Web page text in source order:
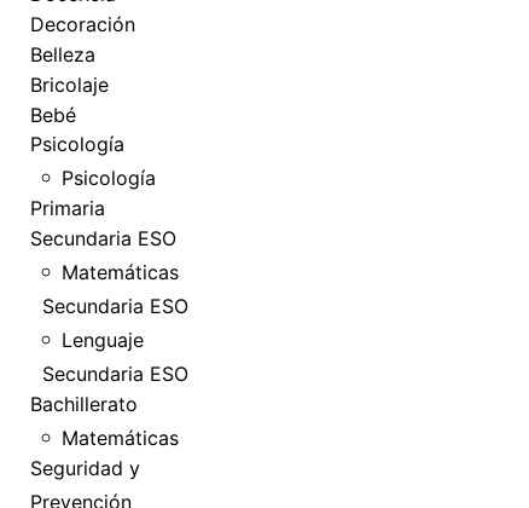
Decoración
Belleza
Bricolaje
Bebé
Psicología
Psicología
Primaria
Secundaria ESO
Matemáticas
Secundaria ESO
Lenguaje
Secundaria ESO
Bachillerato
Matemáticas
Seguridad y
Prevención